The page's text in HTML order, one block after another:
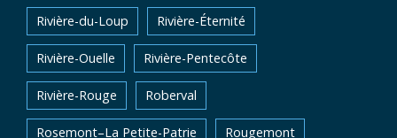
Rivière-du-Loup Rivière-Éternité
Rivière-Ouelle Rivière-Pentecôte
Rivière-Rouge Roberval
Rosemont–La Petite-Patrie Rougemont